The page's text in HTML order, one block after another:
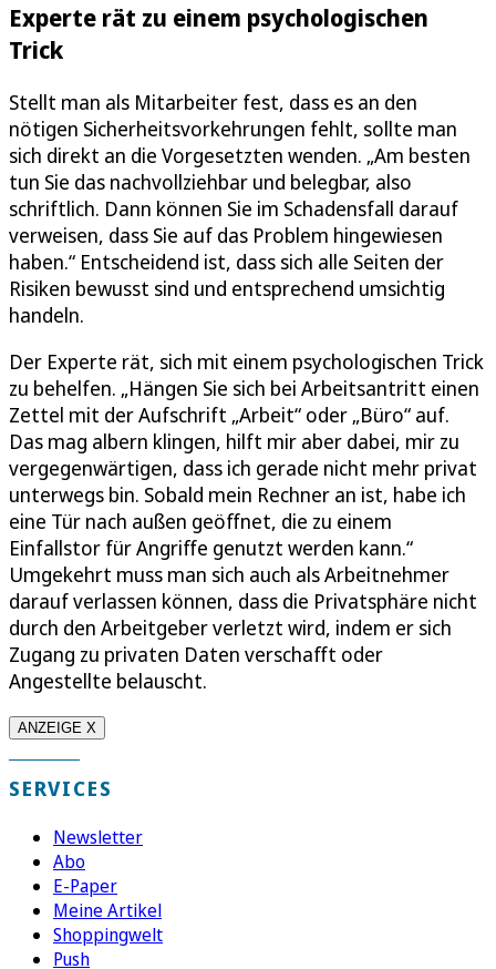
Experte rät zu einem psychologischen
Trick
Stellt man als Mitarbeiter fest, dass es an den
nötigen Sicherheitsvorkehrungen fehlt, sollte man
sich direkt an die Vorgesetzten wenden. „Am besten
tun Sie das nachvollziehbar und belegbar, also
schriftlich. Dann können Sie im Schadensfall darauf
verweisen, dass Sie auf das Problem hingewiesen
haben.“ Entscheidend ist, dass sich alle Seiten der
Risiken bewusst sind und entsprechend umsichtig
handeln.
Der Experte rät, sich mit einem psychologischen Trick
zu behelfen. „Hängen Sie sich bei Arbeitsantritt einen
Zettel mit der Aufschrift „Arbeit“ oder „Büro“ auf.
Das mag albern klingen, hilft mir aber dabei, mir zu
vergegenwärtigen, dass ich gerade nicht mehr privat
unterwegs bin. Sobald mein Rechner an ist, habe ich
eine Tür nach außen geöffnet, die zu einem
Einfallstor für Angriffe genutzt werden kann.“
Umgekehrt muss man sich auch als Arbeitnehmer
darauf verlassen können, dass die Privatsphäre nicht
durch den Arbeitgeber verletzt wird, indem er sich
Zugang zu privaten Daten verschafft oder
Angestellte belauscht.
ANZEIGE X
SERVICES
Newsletter
Abo
E-Paper
Meine Artikel
Shoppingwelt
Push